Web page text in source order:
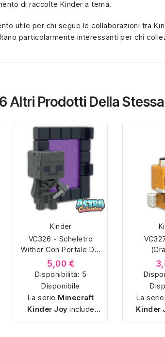
di raccolte Kinder a tema.
utile per chi segue le collaborazioni tra
particolarmente interessanti per chi
6 Altri Prodotti Della
Kinder
VC326 - Scheletro
Wither Con Portale Del
Nether (Supporto
Smartphone)
5,00 €
Disponibilità: 5
Disponibile
La serie Minecraft
Kinder Joy include
piccole sorpresine
La serie
Kinder
piccole